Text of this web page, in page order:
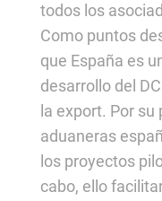
todos los
Como puntos
que España es
desarrollo del
la export. Por
aduaneras
los proyectos
cabo, ello